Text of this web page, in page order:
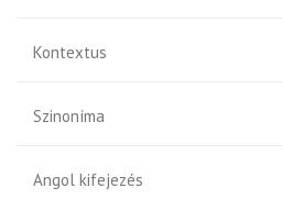
Kontextus
Szinoníma
Angol kifejezés